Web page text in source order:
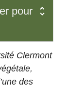
pour
Clermont
des